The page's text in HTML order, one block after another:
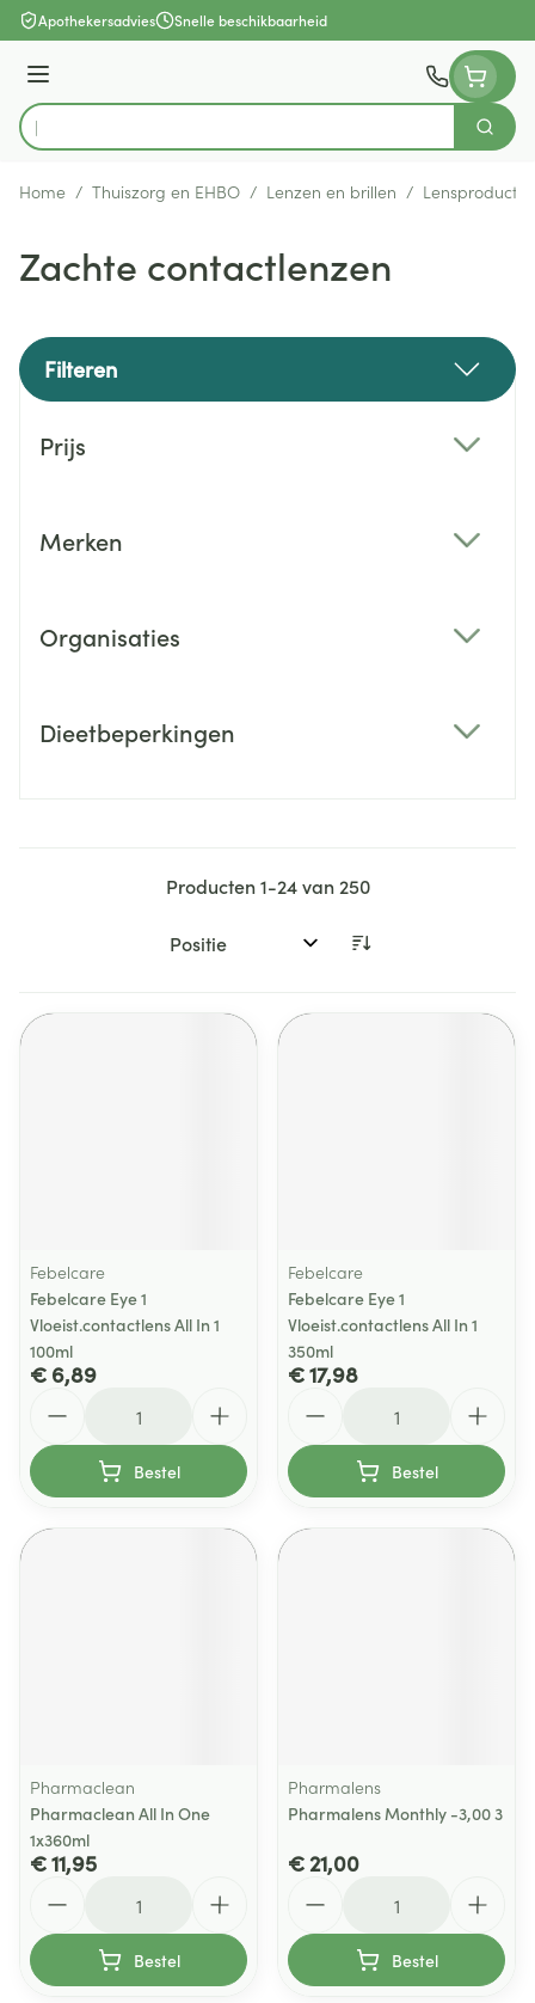
Ga naar de inhoud
Apothekersadvies Snelle beschikbaarheid
Menu
Product, merk, categorie...
Zoek
Home / Thuiszorg en EHBO / Lenzen en brillen / Lensproducten
Zachte contactlenzen
Filteren
Prijs
Merken
Organisaties
Dieetbeperkingen
Producten1-24van 250
Sorteer op:
Febelcare
Febelcare Eye 1
Vloeist.contactlens All In 1
100ml
€ 6,89
Bestel
Febelcare
Febelcare Eye 1
Vloeist.contactlens All In 1
350ml
€ 17,98
Bestel
Pharmaclean
Pharmaclean All In One
1x360ml
€ 11,95
Bestel
Pharmalens
Pharmalens Monthly -3,00 3
€ 21,00
Bestel